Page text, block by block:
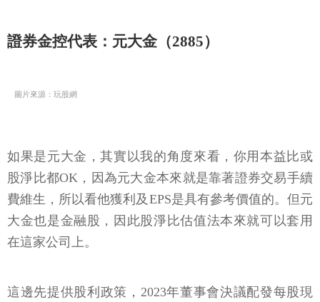
證券金控代表：元大金（2885）
圖片來源：玩股網
如果是元大金，其實以我的角度來看，你用本益比或
股淨比都OK，因為元大金本來就是靠著證券交易手續
費維生，所以看他獲利及EPS是具有參考價值的。但元
大金也是金融股，因此股淨比估值法本來就可以套用
在這家公司上。
這邊先提供股利政策，2023年董事會決議配發每股現